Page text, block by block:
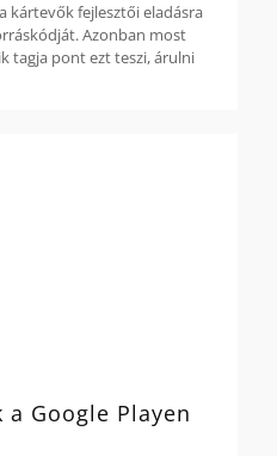
kártevők fejlesztői eladásra
Azonban most
tagja pont ezt teszi, árulni
Google Playen